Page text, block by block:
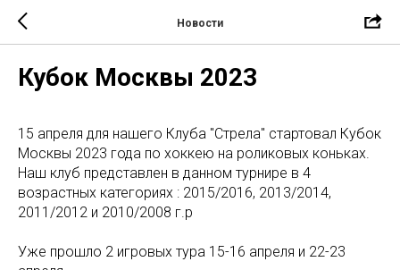
Новости
Кубок Москвы 2023
15 апреля для нашего Клуба "Стрела" стартовал Кубок
Москвы 2023 года по хоккею на роликовых коньках.
Наш клуб представлен в данном турнире в 4
возрастных категориях : 2015/2016, 2013/2014,
2011/2012 и 2010/2008 г.р
Уже прошло 2 игровых тура 15-16 апреля и 22-23